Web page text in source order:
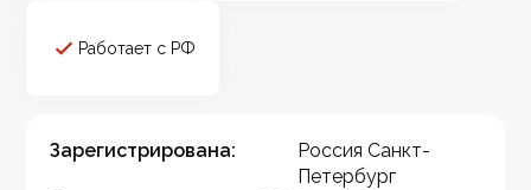
Работает с РФ
Зарегистрирована:
Россия Санкт-
Петербург